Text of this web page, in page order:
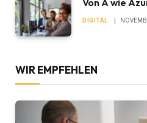
Von A wie
DIGITAL
WIR EMPFEHLEN